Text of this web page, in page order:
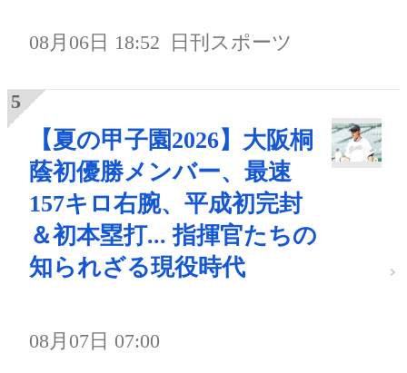
08月06日 18:52 日刊スポーツ
【夏の甲子園2026】大阪桐
蔭初優勝メンバー、最速
157キロ右腕、平成初完封
＆初本塁打... 指揮官たちの
知られざる現役時代
08月07日 07:00